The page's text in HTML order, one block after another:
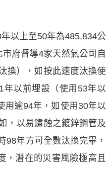
以上至50年為485,834公
府督導4家天然氣公司自
換），如按此速度汰換使
以前埋設（使用53年以
用逾94年，如使用30年以
，以易鏽蝕之鍍鋅鋼管及
98年方可全數汰換完畢，
，潛在的災害風險極高且